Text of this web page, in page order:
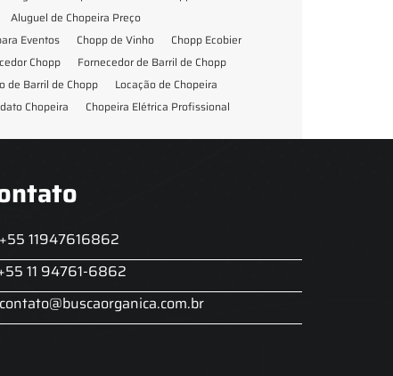
Aluguel de Chopeira Preço
Eventos Chopp de Vinho
Chopp Ecobier
Chopp
Fornecedor de Barril de Chopp
de Barril de Chopp
Locação de Chopeira
Chopeira
Chopeira Elétrica Profissional
+55 11947616862
11 94761-6862
contato@buscaorganica.com.br